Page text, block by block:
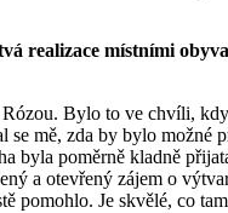
realizace místními
Rózou. Bylo to ve chvíli,
mě, zda by bylo možné
byla poměrně kladně
a otevřený zájem o
pomohlo. Je skvělé, co